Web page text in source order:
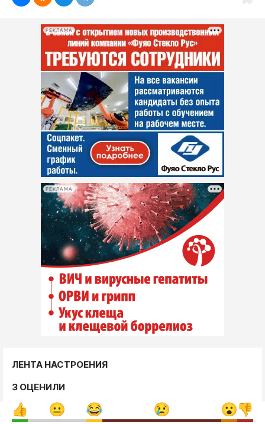
РЕКЛАМА
РЕКЛАМА
ЛЕНТА НАСТРОЕНИЯ
3 ОЦЕНИЛИ